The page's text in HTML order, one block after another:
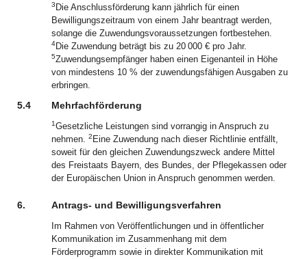
3 Die Anschlussförderung kann jährlich für einen
Bewilligungszeitraum von einem Jahr beantragt werden,
solange die Zuwendungsvoraussetzungen fortbestehen.
4Die Zuwendung beträgt bis zu 20 000 € pro Jahr.
5Zuwendungsempfänger haben einen Eigenanteil in Höhe
von mindestens 10 % der zuwendungsfähigen Ausgaben zu
erbringen.
5.4 Mehrfachförderung
1Gesetzliche Leistungen sind vorrangig in Anspruch zu
nehmen. 2 Eine Zuwendung nach dieser Richtlinie entfällt,
soweit für den gleichen Zuwendungszweck andere Mittel
des Freistaats Bayern, des Bundes, der Pflegekassen oder
der Europäischen Union in Anspruch genommen werden.
6. Antrags- und Bewilligungsverfahren
Im Rahmen von Veröffentlichungen und in öffentlicher
Kommunikation im Zusammenhang mit dem
Förderprogramm sowie in direkter Kommunikation mit